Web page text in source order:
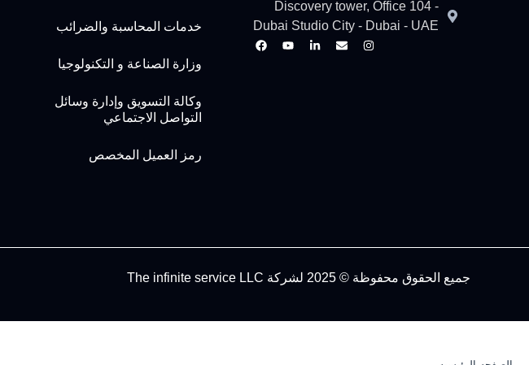
Discovery tower, Office 104 -
Dubai Studio City - Dubai - UAE
خدمات المحاسبة والضرائب
وزارة الصناعة و التكنولوجيا
وكالة التسويق وإدارة وسائل
التواصل الاجتماعي
رمز العميل المخصص
جميع الحقوق محفوظة © 2025 لشركة The infinite service LLC